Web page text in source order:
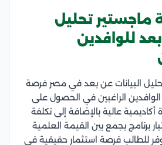
ماجستير تحليل
بعد للوافدين
البيانات عن بعد في مصر فرصة
الراغبين في الحصول على
عالية بالإضافة إلى تكلفة
برنامج يجمع بين القيمة العلمية
للطالب فرصة استثمار حقيقية في